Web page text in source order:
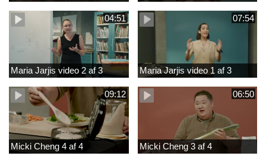
04:51
Maria Jarjis video 2 af 3
07:54
Maria Jarjis video 1 af 3
09:12
Micki Cheng 4 af 4
06:50
Micki Cheng 3 af 4